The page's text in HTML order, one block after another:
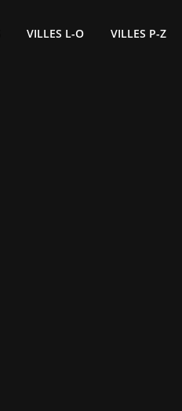
VILLES L-O VILLES P-Z